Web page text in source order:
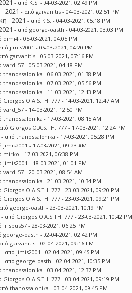
- από K.S. - 04-03-2021, 02:49 PM
2021 - απόgarvanitis - 04-03-2021, 02:51 PM
- 2021 - από K.S. - 04-03-2021, 05:18 PM
- απόgeorge-oasth - 04-03-2021, 03:03 PM
dimi4 - 05-03-2021, 04:05 PM
jimis2001 - 05-03-2021, 04:20 PM
garvanitis - 05-03-2021, 07:16 PM
vard_57 - 05-03-2021, 04:18 PM
thanossalonika - 06-03-2021, 01:38 PM
thanossalonika - 07-03-2021, 05:56 PM
thanossalonika - 11-03-2021, 12:13 PM
Giorgos O.A.S.TH. 777 - 14-03-2021, 12:47 AM
vard_57 - 14-03-2021, 12:50 PM
thanossalonika - 17-03-2021, 08:15 AM
Giorgos O.A.S.TH. 777 - 17-03-2021, 12:24 PM
- απόthanossalonika - 17-03-2021, 05:28 PM
jimis2001 - 17-03-2021, 09:23 AM
mirko - 17-03-2021, 06:38 PM
jimis2001 - 18-03-2021, 01:01 PM
vard_57 - 20-03-2021, 08:54 AM
thanossalonika - 21-03-2021, 10:34 PM
Giorgos O.A.S.TH. 777 - 23-03-2021, 09:20 PM
Giorgos O.A.S.TH. 777 - 23-03-2021, 09:21 PM
george-oasth - 23-03-2021, 10:19 PM
- από Giorgos O.A.S.TH. 777 - 23-03-2021, 10:42 PM
irisbus57 - 28-03-2021, 06:25 PM
george-oasth - 02-04-2021, 02:42 PM
garvanitis - 02-04-2021, 09:16 PM
- από jimis2001 - 02-04-2021, 09:45 PM
- απόgeorge-oasth - 02-04-2021, 10:35 PM
thanossalonika - 03-04-2021, 12:37 PM
Giorgos O.A.S.TH. 777 - 03-04-2021, 09:19 PM
thanossalonika - 03-04-2021, 09:45 PM